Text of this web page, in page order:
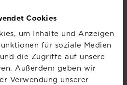
Cookies
um Inhalte und Anzeigen
für soziale Medien
die Zugriffe auf unsere
Außerdem geben wir
Verwendung unserer
wie eine...